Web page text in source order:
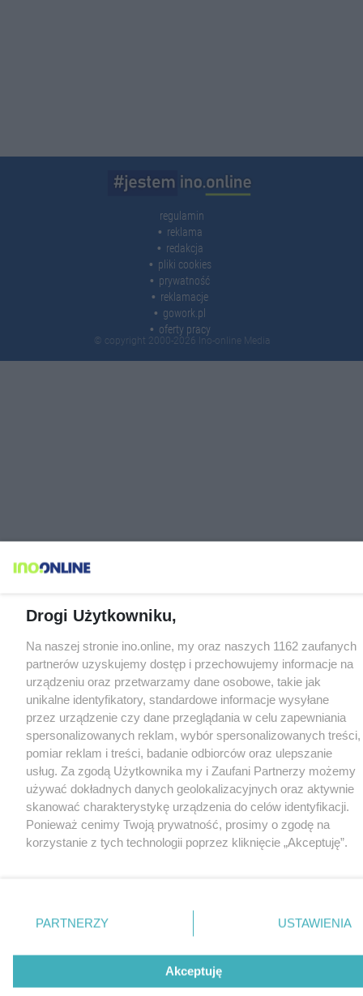
regulamin
reklama
redakcja
pliki cookies
prywatność
reklamacje
gowork.pl
oferty pracy
© copyright 2000-2026 Ino-online Media
Drogi Użytkowniku,
Na naszej stronie ino.online, my oraz naszych 1162 zaufanych
partnerów uzyskujemy dostęp i przechowujemy informacje na
urządzeniu oraz przetwarzamy dane osobowe, takie jak
unikalne identyfikatory, standardowe informacje wysyłane
przez urządzenie czy dane przeglądania w celu zapewniania
spersonalizowanych reklam, wybór spersonalizowanych treści,
pomiar reklam i treści, badanie odbiorców oraz ulepszanie
usług. Za zgodą Użytkownika my i Zaufani Partnerzy możemy
używać dokładnych danych geolokalizacyjnych oraz aktywnie
skanować charakterystykę urządzenia do celów identyfikacji.
Ponieważ cenimy Twoją prywatność, prosimy o zgodę na
korzystanie z tych technologii poprzez kliknięcie „Akceptuję”.
nie wymagają zgody użytkownika, ale masz prawo sprzeciwić
się takiemu przetwarzaniu. Preferencje będą miały
Zapoznaj się z poniższymi informacjami, abyś mógł świadomie
PARTNERZY USTAWIENIA
Akceptuję